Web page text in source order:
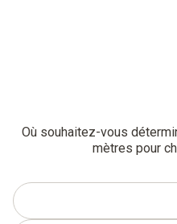
Où souhaitez-vous
mètres pour